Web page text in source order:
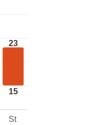
23
15
St